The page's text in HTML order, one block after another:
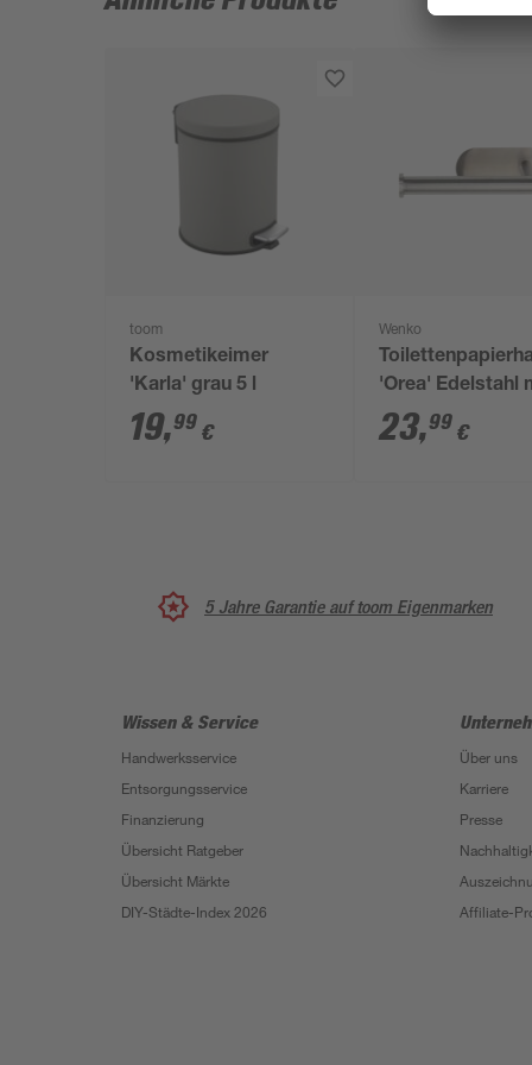
toom
Kosmetikeimer
'Karla' grau 5 l
19,99 €
Wenko
'Orea' Edelstahl
ohne Deckel
23,99 €
5 Jahre Garantie auf toom Eigenmarken
Wissen & Service
Handwerksservice
Entsorgungsservice
Finanzierung
Übersicht Ratgeber
Übersicht Märkte
DIY-Städte-Index 2026
Über uns
Karriere
Presse
Affiliate-